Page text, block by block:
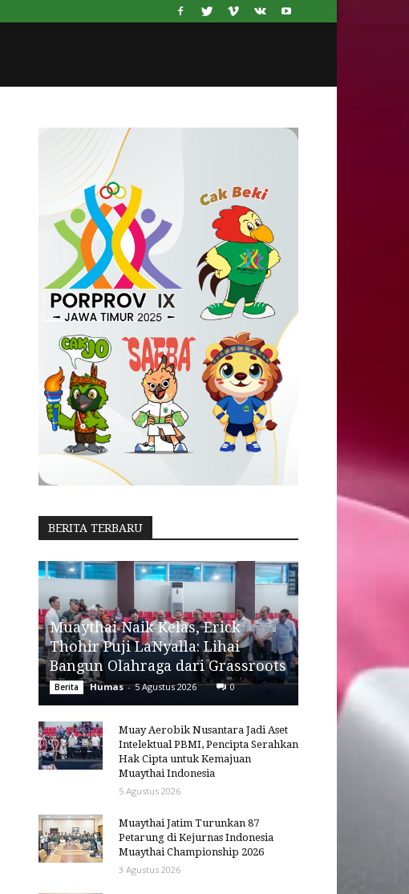
BERITA TERBARU
Muaythai Naik Kelas, Erick
Thohir Puji LaNyalla: Lihai
Bangun Olahraga dari Grassroots
Berita Humas - 5 Agustus 2026 0
Muay Aerobik Nusantara Jadi Aset
Intelektual PBMI, Pencipta Serahkan
Hak Cipta untuk Kemajuan
Muaythai Indonesia
5 Agustus 2026
Muaythai Jatim Turunkan 87
Petarung di Kejurnas Indonesia
Muaythai Championship 2026
3 Agustus 2026